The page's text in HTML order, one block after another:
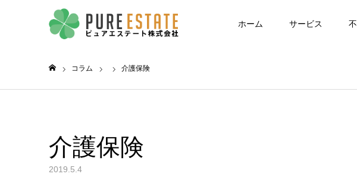
ホーム サービス
コラム 介護保険
介護保険
2019.5.4